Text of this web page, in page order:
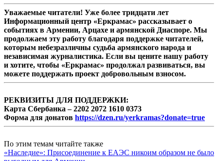
Уважаемые читатели! Уже более тридцати лет
Информационный центр «Еркрамас» рассказывает о
событиях в Армении, Арцахе и армянской Диаспоре. Мы
продолжаем эту работу благодаря поддержке читателей,
которым небезразличны судьба армянского народа и
независимая журналистика. Если вы цените нашу работу
и хотите, чтобы «Еркрамас» продолжал развиваться, вы
можете поддержать проект добровольным взносом.
РЕКВИЗИТЫ ДЛЯ ПОДДЕРЖКИ:
Карта Сбербанка – 2202 2072 1610 0373
Форма для донатов https://dzen.ru/yerkramas?donate=true
По этим темам читайте также
«Наследие»: Присоединение к ЕАЭС никоим образом не было